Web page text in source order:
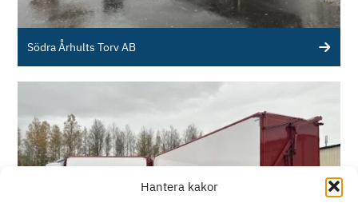
Hantera kakor
Södra Århults Torv AB